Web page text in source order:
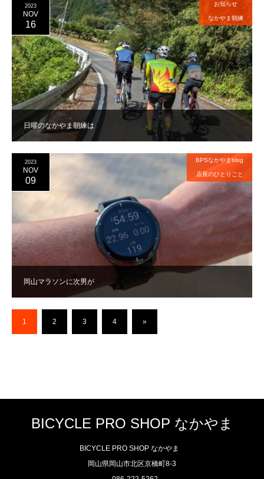
日曜のなかやま朝練は
2023
NOV
16
お知らせ
なかやま朝練
岡山マラソンに次男が
2023
NOV
09
BPSなかやまblog
店長のひとりごと
1 2 3 4 »
BICYCLE PRO SHOP なかやま
BICYCLE PRO SHOP なかやま
岡山県岡山市北区京橋町8-3